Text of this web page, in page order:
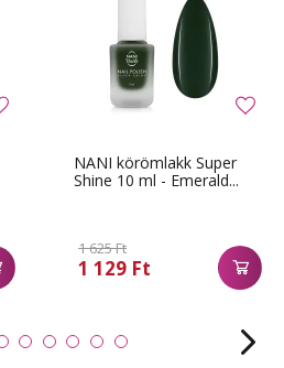
NANI körömlakk Super
Shine 10 ml - Emerald...
1 625 Ft
1 129 Ft